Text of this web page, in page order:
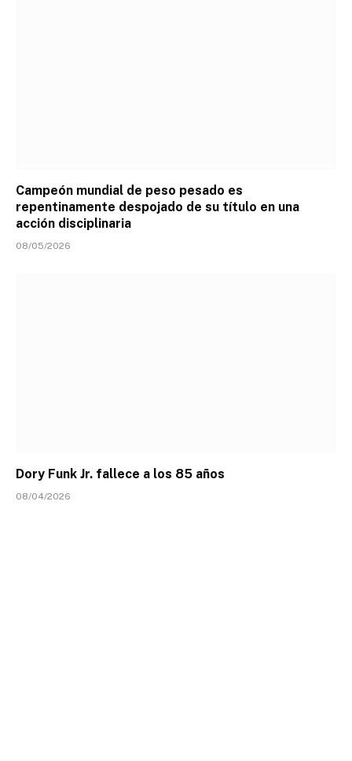
Campeón mundial de peso pesado es
repentinamente despojado de su título en una
acción disciplinaria
08/05/2026
Dory Funk Jr. fallece a los 85 años
08/04/2026